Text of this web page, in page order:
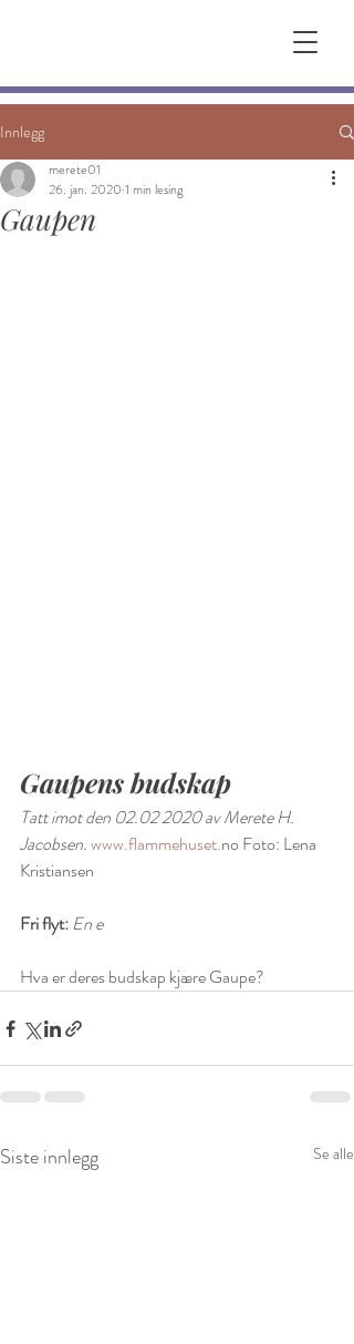
Innlegg
Gaupen
merete01
26. jan. 2020 1 min lesing
Gaupens budskap
Tatt imot den 02.02 2020 av Merete H.
Jacobsen. www.flammehuset.no Foto: Lena
Kristiansen
Fri flyt: En e
Hva er deres budskap kjære Gaupe?
Siste innlegg Se alle